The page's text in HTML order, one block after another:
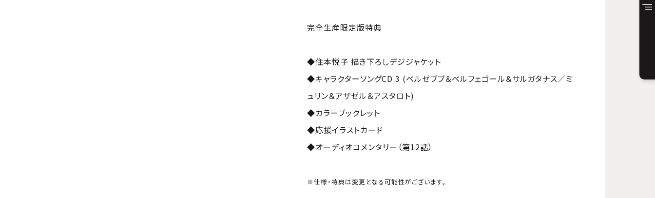
完全生産限定版特典
◆住本悦子 描き下ろしデジジャケット
◆キャラクターソングCD 3 (ベルゼブブ＆ベルフェゴール＆サルガタナス／ミ
ュリン＆アザゼル＆アスタロト)
◆カラーブックレット
◆応援イラストカード
◆オーディオコメンタリー（第12話）
※仕様・特典は変更となる可能性がございます。